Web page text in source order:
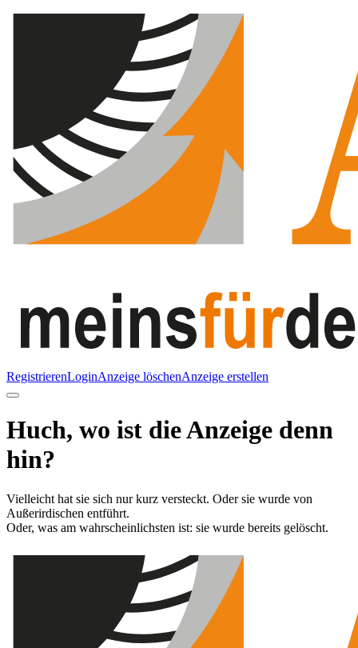
RegistrierenLoginAnzeige löschenAnzeige erstellen
Huch, wo ist die Anzeige denn
hin?
Vielleicht hat sie sich nur kurz versteckt. Oder sie wurde von
Außerirdischen entführt.
Oder, was am wahrscheinlichsten ist: sie wurde bereits gelöscht.